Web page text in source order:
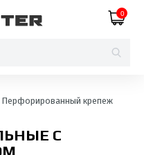
0
Перфорированный крепеж
С